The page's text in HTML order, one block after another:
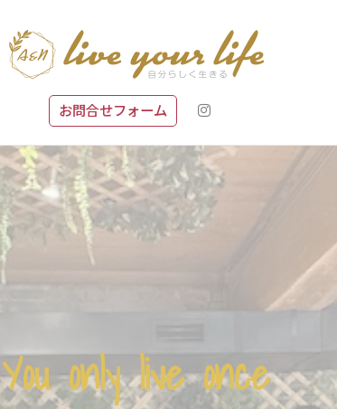
お問合せフォーム
You only live once